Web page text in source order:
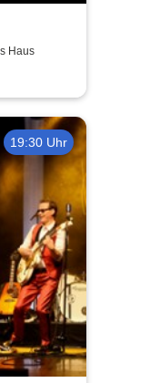
Haus
19:30 Uhr